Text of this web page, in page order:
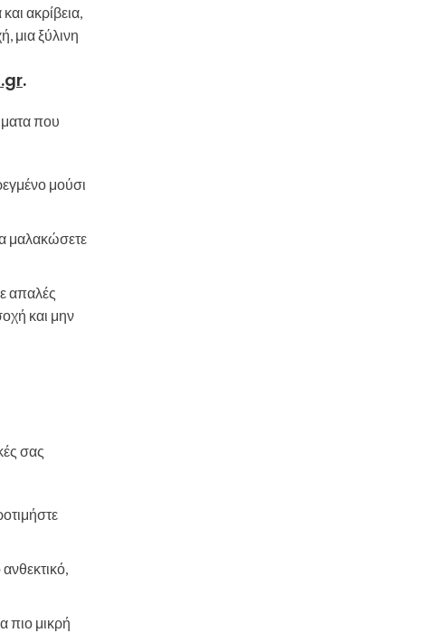
ακρίβεια,
μια ξύλινη
.
που
μούσι
μαλακώσετε
απαλές
και μην
σας
πιο μικρή